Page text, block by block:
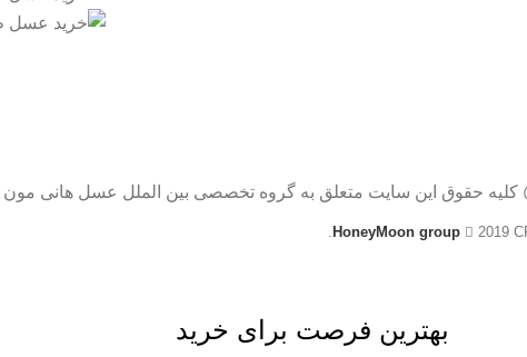
کلیه حقوق این سایت متعلق به گروه تخصصی بین الملل عسل هانی
HoneyMoon group 2019
بهترین فرصت برای خرید